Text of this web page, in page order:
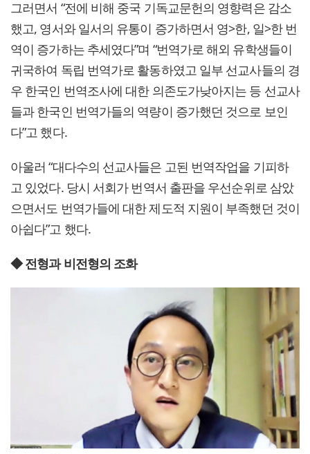
그러면서 “전에 비해 중국 기독교문헌의 영향력은 감소
했고, 영서와 일서의 유통이 증가하면서 영>한, 일>한 번
역이 증가하는 추세였다”며 “번역가로 해외 유학생들이
귀국하여 독립 번역가로 활동하였고 일부 선교사들의 경
우 한국인 번역조사에 대한 의존도가낮아지는 등 선교사
들과 한국인 번역가들의 역량이 증가했던 것으로 보인
다”고 했다.
아울러 “대다수의 선교사들은 고된 번역작업을 기피하
고 있었다. 당시 서회가 번역서 출판을 우선순위로 삼았
으면서도 번역가들에 대한 제도적 지원이 부족했던 것이
아쉽다”고 했다.
◆ 전형과 비전형의 조화